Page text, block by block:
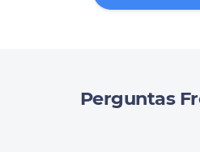
Perguntas